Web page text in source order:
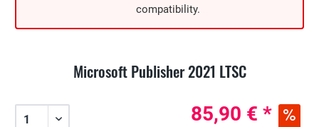
compatibility.
Microsoft Publisher 2021 LTSC
85,90 € *